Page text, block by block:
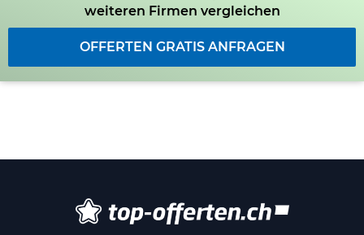
weiteren Firmen vergleichen
OFFERTEN GRATIS ANFRAGEN